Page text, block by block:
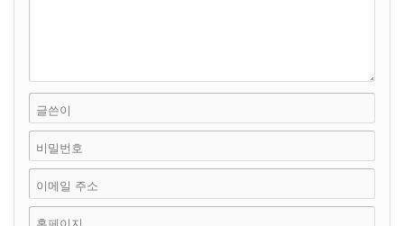
글쓴이
비밀번호
이메일 주소
홈페이지